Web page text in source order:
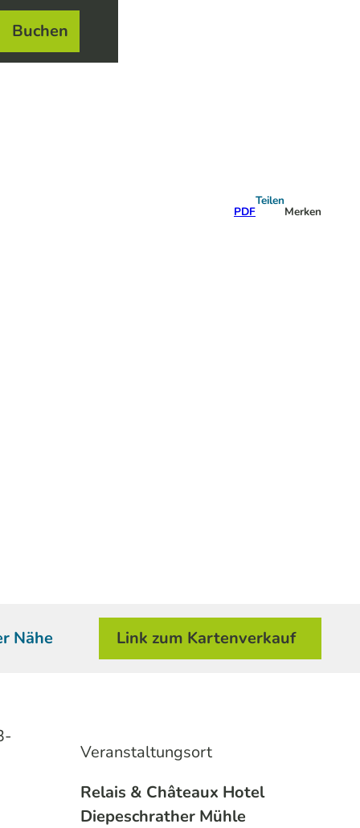
Buchen
PDF
Teilen
Merken
Nähe Link zum Kartenverkauf
Veranstaltungsort
Relais & Châteaux Hotel
Diepeschrather Mühle